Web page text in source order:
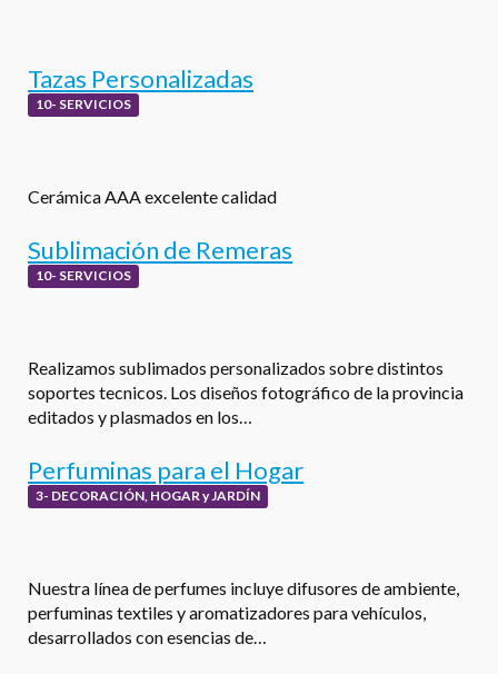
Tazas Personalizadas
10- SERVICIOS
Cerámica AAA excelente calidad
Sublimación de Remeras
10- SERVICIOS
Realizamos sublimados personalizados sobre distintos
soportes tecnicos. Los diseños fotográfico de la provincia
editados y plasmados en los…
Perfuminas para el Hogar
3- DECORACIÓN, HOGAR y JARDÍN
Nuestra línea de perfumes incluye difusores de ambiente,
perfuminas textiles y aromatizadores para vehículos,
desarrollados con esencias de…